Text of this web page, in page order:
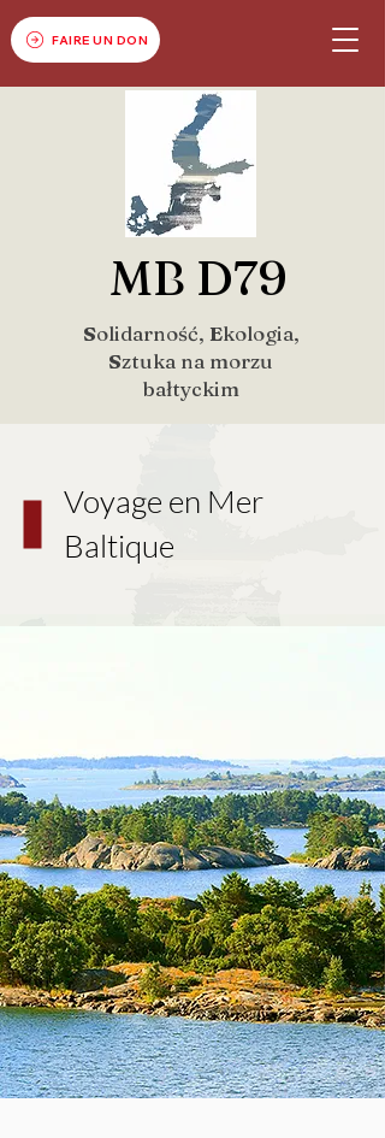
FAIRE UN DON
MB D79
Solidarność, Ekologia,
Sztuka na morzu
bałtyckim
Voyage en Mer
Baltique